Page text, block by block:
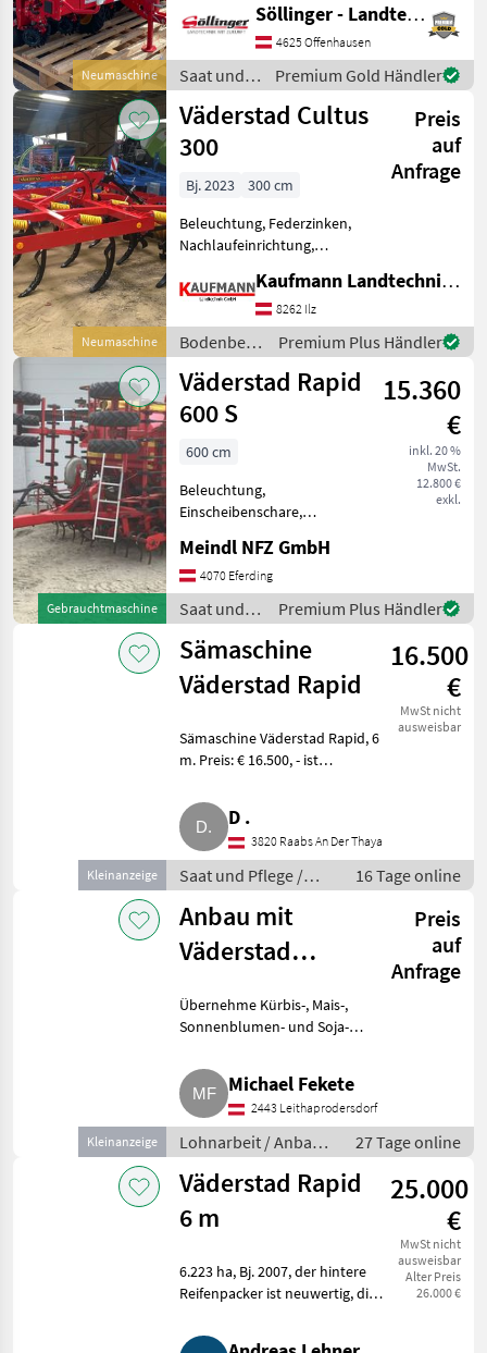
Neumaschine
Direktsaatausstattung,
Gummidruckrollen, hydr.
klappbar, Mais,
pneumatisch, Rüben, elektr.
Überwachung Radarsensor
Söllinger - Landtechnik GmbH
4625 Offenhausen
Saat und
Pflege /
Väderstad
Premium Gold Händler
Neumaschine
Väderstad Cultus
300
Preis
auf
Anfrage
Bj. 2023
300 cm
Beleuchtung, Federzinken,
Nachlaufeinrichtung,
Steinsicherung Väderstad
Cultus mit Steinsicherung,
Nivelierscheiben mit
Zentralverstellung,
Randscheiben, s
Kaufmann Landtechnik GmbH
8262 Ilz
Bodenbearbeitung
/ Väderstad
Premium Plus Händler
Gebrauchtmaschine
Väderstad Rapid
600 S
15.360
€
inkl. 20 %
MwSt.
12.800 €
exkl.
600 cm
Beleuchtung,
Einscheibenschare,
6m Saat und Pflege
Direktsaatgeräte
Meindl NFZ GmbH
4070 Eferding
Saat und
Pflege /
Väderstad
Premium Plus Händler
Kleinanzeige
Sämaschine
Väderstad Rapid
16.500
€
MwSt nicht
ausweisbar
Sämaschine Väderstad Rapid, 6
m. Preis: € 16.500, - ist
Gezogen. Scheibenschare,
Reifenpacker.
Gebrauchsanleitung
vorhanden. Einsatzbereit
D .
3820 Raabs An Der Thaya
Saat und Pflege /
Sonstige Maschinen
Saat und Pflege
16 Tage online
Kleinanzeige
Anbau mit
Väderstad
Preis
auf
Anfrage
Übernehme Kürbis-, Mais-,
Sonnenblumen- und Soja-
Kürbis 6 x 1 m. Lohnarbeit
Anbau und SaatMichael Fekete
2443 Leithaprodersdorf
Lohnarbeit / Anbau
und Saat
27 Tage online
Väderstad Rapid
6 m
25.000
€
MwSt nicht
ausweisbar
Alter Preis
26.000 €
6.223 ha, Bj. 2007, der hintere
Reifenpacker ist neuwertig, die
neuwertig,